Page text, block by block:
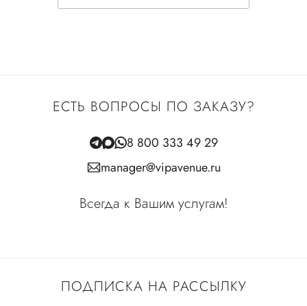
ПОДПИСКА НА РАССЫЛКУ
ЕСТЬ ВОПРОСЫ ПО ЗАКАЗУ?
8 800 333 49 29
manager@vipavenue.ru
Всегда к Вашим услугам!